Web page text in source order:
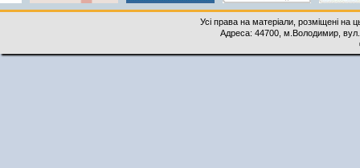
Усі права на матеріали, розміщені на
Адреса: 44700, м.Володимир,